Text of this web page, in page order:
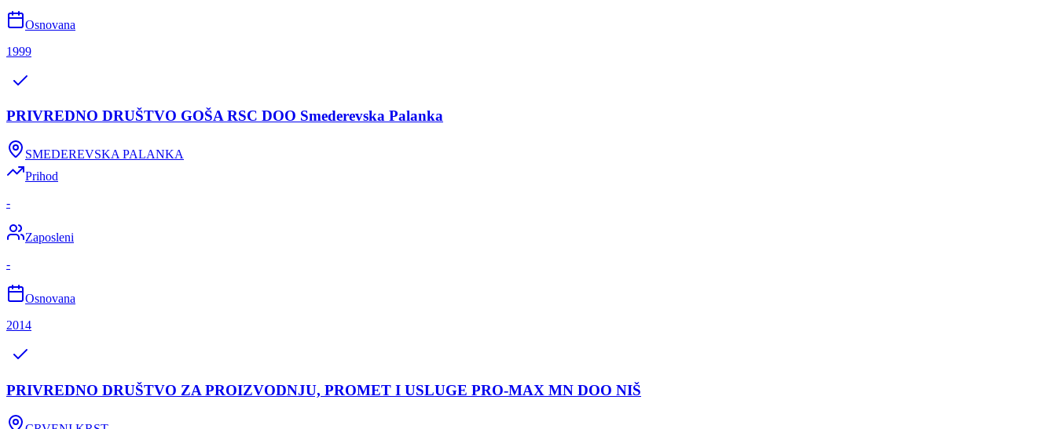
Osnovana
1999
PRIVREDNO DRUŠTVO GOŠA RSC DOO Smederevska Palanka
SMEDEREVSKA PALANKA
Prihod
-
Zaposleni
-
Osnovana
2014
PRIVREDNO DRUŠTVO ZA PROIZVODNJU, PROMET I USLUGE PRO-MAX MN DOO NIŠ